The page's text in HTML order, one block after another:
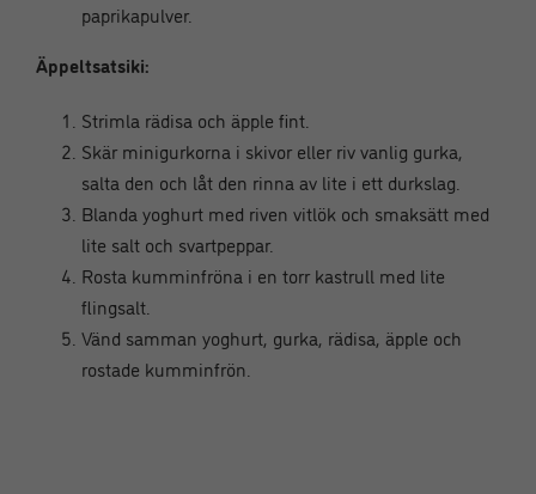
paprikapulver.
Äppeltsatsiki:
Strimla rädisa och äpple fint.
Skär minigurkorna i skivor eller riv vanlig gurka,
salta den och låt den rinna av lite i ett durkslag.
Blanda yoghurt med riven vitlök och smaksätt med
lite salt och svartpeppar.
Rosta kumminfröna i en torr kastrull med lite
flingsalt.
Vänd samman yoghurt, gurka, rädisa, äpple och
rostade kumminfrön.